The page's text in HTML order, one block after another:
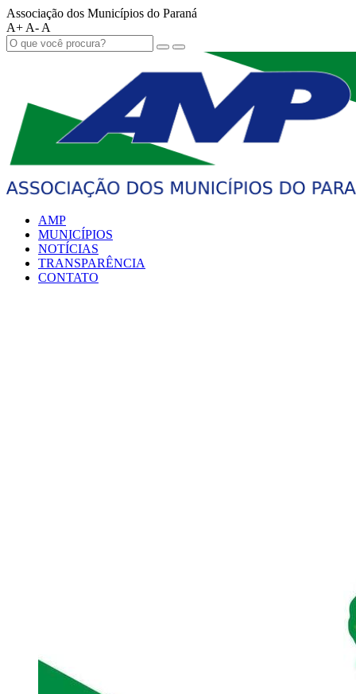
Associação dos Municípios do Paraná
A+ A- A
AMP
MUNICÍPIOS
NOTÍCIAS
TRANSPARÊNCIA
CONTATO